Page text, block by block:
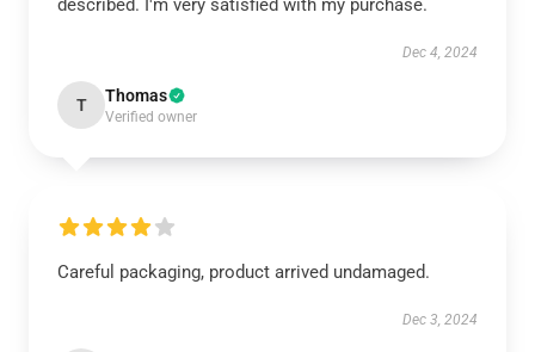
described. I'm very satisfied with my purchase.
Dec 4, 2024
T Thomas
Verified owner
Careful packaging, product arrived undamaged.
Dec 3, 2024